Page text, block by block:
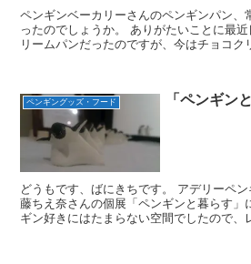
ペンギンベーカリーさんのペンギンパン、
ったのでしょうか。 ありがたいことに最
リームパンだったのですが、今はチョコク
ペンギングッズ・フード 「ペンギン
どうもです、ばにきちです。 アデリーペ
藤ちえ奈さんの個展「ペンギンと暮らす」
ギン好きにはたまらない空間でしたので、